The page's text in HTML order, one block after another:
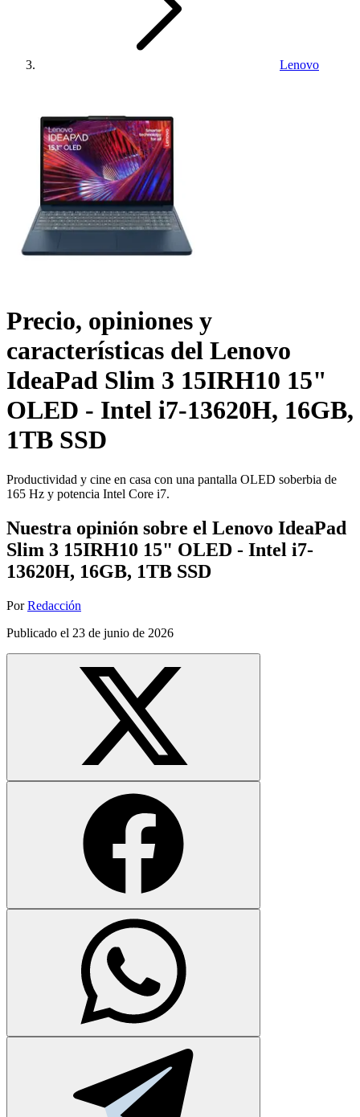
Lenovo
Precio, opiniones y
características del Lenovo
IdeaPad Slim 3 15IRH10 15"
OLED - Intel i7-13620H, 16GB,
1TB SSD
Productividad y cine en casa con una pantalla OLED soberbia de
165 Hz y potencia Intel Core i7.
Nuestra opinión sobre el Lenovo IdeaPad
Slim 3 15IRH10 15" OLED - Intel i7-
13620H, 16GB, 1TB SSD
Por Redacción
Publicado el 23 de junio de 2026